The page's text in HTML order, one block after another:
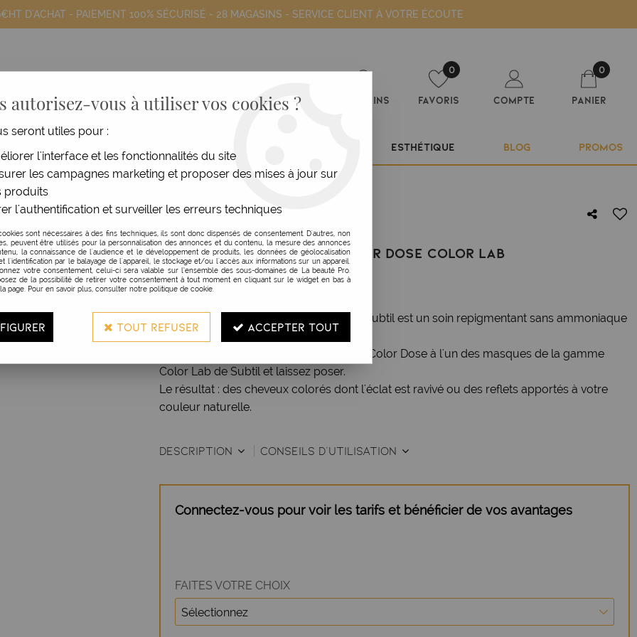
D'ACHAT - PAIEMENT 100% SÉCURISÉ - 28 MAGASINS - SERVICE CLIENT À VOTRE ÉCOUTE
Magasins
0
Favoris Compte
0
Panier
ESTHÉTIQUE BLOG PROMOS
de pigments Color Dose Color Lab
SUBTIL
RECHARGE DE PIGMENTS COLOR DOSE COLOR LAB
15 ML
Color Dose de la gamme Color Lab de Subtil est un soin repigmentant sans ammoniaque
et sans paraben.
Mélangez une ou plusieurs nuances de Color Dose à l'un des masques de la gamme
Color Lab de Subtil et laissez poser.
Le résultat : des cheveux colorés dont l'éclat est ravivé ou des reflets apportés à votre
couleur naturelle.
DESCRIPTION CONSEILS D'UTILISATION
Connectez-vous pour voir les tarifs et bénéficier de vos avantages
FAITES VOTRE CHOIX
autorisez-vous à utiliser vos cookies ?
seront utiles pour :
l'interface et les fonctionnalités du site
les campagnes marketing et proposer des mises à jour sur
produits
l'authentification et surveiller les erreurs techniques
sont nécessaires à des fins techniques, ils sont donc dispensés de consentement. D'autres, non
peuvent être utilisés pour la personnalisation des annonces et du contenu, la mesure des annonces
la connaissance de l'audience et le développement de produits, les données de géolocalisation
l'identification par le balayage de l'appareil, le stockage et/ou l'accès aux informations sur un appareil.
votre consentement, celui-ci sera valable sur l’ensemble des sous-domaines de La beauté Pro.
de la possibilité de retirer votre consentement à tout moment en cliquant sur le widget en bas à
page. Pour en savoir plus, consulter notre politique de cookie.
TOUT REFUSER ACCEPTER TOUT